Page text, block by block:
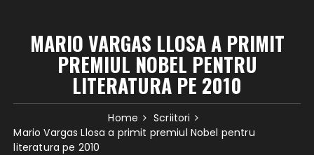
MARIO VARGAS LLOSA A PRIMIT
PREMIUL NOBEL PENTRU
LITERATURA PE 2010
Home
Scriitori
Mario Vargas Llosa a primit premiul Nobel pentru
literatura pe 2010